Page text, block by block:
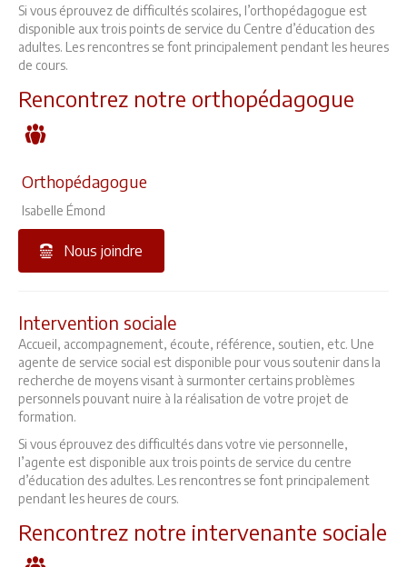
Si vous éprouvez de difficultés scolaires, l’orthopédagogue est
disponible aux trois points de service du Centre d’éducation des
adultes. Les rencontres se font principalement pendant les heures
de cours.
Rencontrez notre orthopédagogue
Orthopédagogue
Isabelle Émond
Nous joindre
Intervention sociale
Accueil, accompagnement, écoute, référence, soutien, etc. Une
agente de service social est disponible pour vous soutenir dans la
recherche de moyens visant à surmonter certains problèmes
personnels pouvant nuire à la réalisation de votre projet de
formation.
Si vous éprouvez des difficultés dans votre vie personnelle,
l’agente est disponible aux trois points de service du centre
d’éducation des adultes. Les rencontres se font principalement
pendant les heures de cours.
Rencontrez notre intervenante sociale